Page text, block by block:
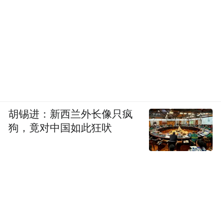
胡锡进：新西兰外长像只疯
狗，竟对中国如此狂吠